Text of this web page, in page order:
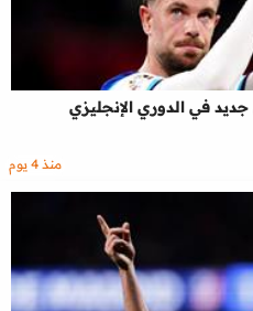
في الدوري الإنجليزي
منذ 4 يوم